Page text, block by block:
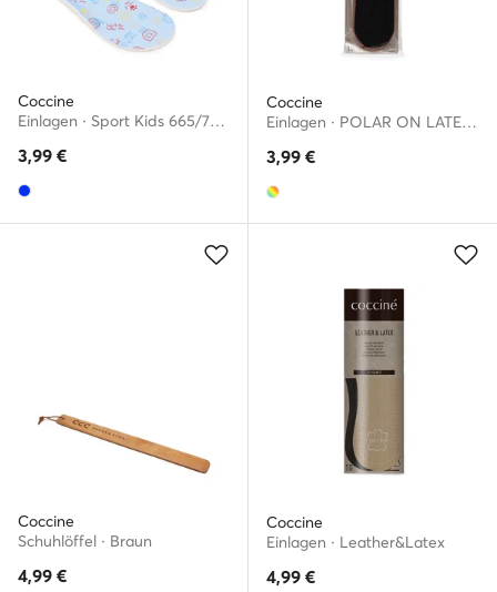
Coccine
Einlagen · Sport Kids 665/75 0193
3,99 €
Coccine
Einlagen · POLAR ON LATEX WKŁADKA NR 37-38AZ
3,99 €
Coccine
Schuhlöffel · Braun
4,99 €
Coccine
Einlagen · Leather&Latex
4,99 €